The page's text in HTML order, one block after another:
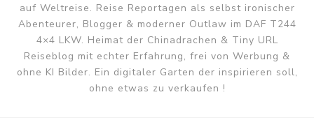
auf Weltreise. Reise Reportagen als selbst ironischer
Abenteurer, Blogger & moderner Outlaw im DAF T244
4×4 LKW. Heimat der Chinadrachen & Tiny URL
Reiseblog mit echter Erfahrung, frei von Werbung &
ohne KI Bilder. Ein digitaler Garten der inspirieren soll,
ohne etwas zu verkaufen !